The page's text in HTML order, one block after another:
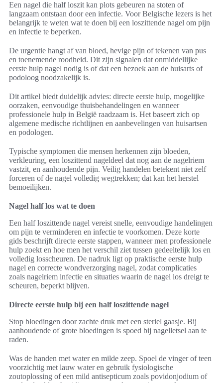
Een nagel die half loszit kan plots gebeuren na stoten of
langzaam ontstaan door een infectie. Voor Belgische lezers is het
belangrijk te weten wat te doen bij een loszittende nagel om pijn
en infectie te beperken.
De urgentie hangt af van bloed, hevige pijn of tekenen van pus
en toenemende roodheid. Dit zijn signalen dat onmiddellijke
eerste hulp nagel nodig is of dat een bezoek aan de huisarts of
podoloog noodzakelijk is.
Dit artikel biedt duidelijk advies: directe eerste hulp, mogelijke
oorzaken, eenvoudige thuisbehandelingen en wanneer
professionele hulp in België raadzaam is. Het baseert zich op
algemene medische richtlijnen en aanbevelingen van huisartsen
en podologen.
Typische symptomen die mensen herkennen zijn bloeden,
verkleuring, een loszittend nageldeel dat nog aan de nagelriem
vastzit, en aanhoudende pijn. Veilig handelen betekent niet zelf
forceren of de nagel volledig wegtrekken; dat kan het herstel
bemoeilijken.
Nagel half los wat te doen
Een half loszittende nagel vereist snelle, eenvoudige handelingen
om pijn te verminderen en infectie te voorkomen. Deze korte
gids beschrijft directe eerste stappen, wanneer men professionele
hulp zoekt en hoe men het verschil ziet tussen gedeeltelijk los en
volledig losscheuren. De nadruk ligt op praktische eerste hulp
nagel en correcte wondverzorging nagel, zodat complicaties
zoals nagelriem infectie en situaties waarin de nagel los dreigt te
scheuren, beperkt blijven.
Directe eerste hulp bij een half loszittende nagel
Stop bloedingen door zachte druk met een steriel gaasje. Bij
aanhoudende of grote bloedingen is spoed bij nagelletsel aan te
raden.
Was de handen met water en milde zeep. Spoel de vinger of teen
voorzichtig met lauw water en gebruik fysiologische
zoutoplossing of een mild antisepticum zoals povidonjodium of